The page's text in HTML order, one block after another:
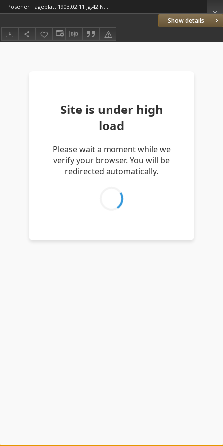
Show details
Posener Tageblatt 1903.02.11 Jg.42 Nr70